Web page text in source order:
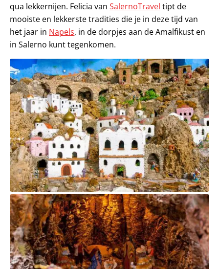
qua lekkernijen. Felicia van SalernoTravel tipt de
mooiste en lekkerste tradities die je in deze tijd van
het jaar in Napels, in de dorpjes aan de Amalfikust en
in Salerno kunt tegenkomen.